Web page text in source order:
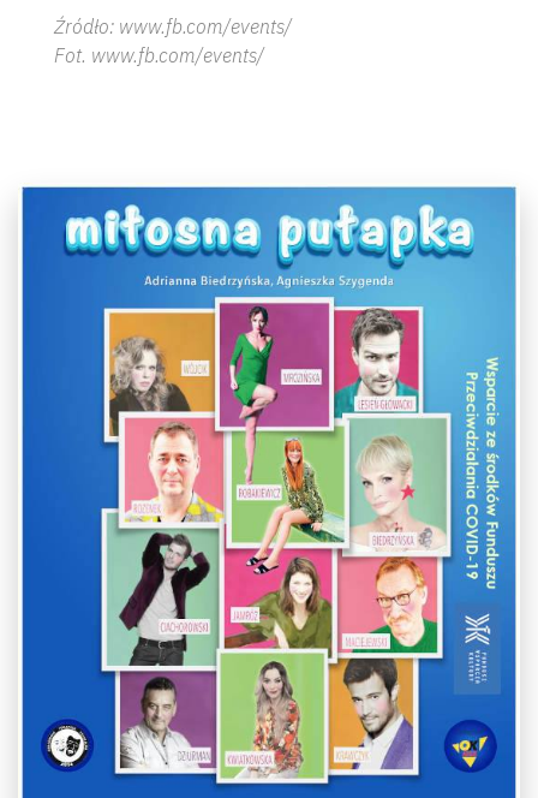
Źródło: www.fb.com/events/
Fot. www.fb.com/events/